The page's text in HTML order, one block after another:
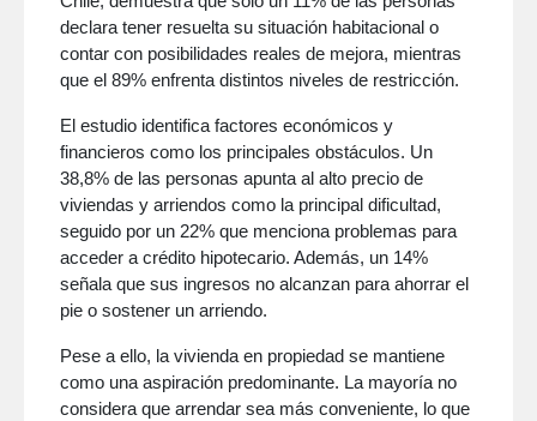
declara tener resuelta su situación habitacional o
contar con posibilidades reales de mejora, mientras
que el 89% enfrenta distintos niveles de restricción.
El estudio identifica factores económicos y
financieros como los principales obstáculos. Un
38,8% de las personas apunta al alto precio de
viviendas y arriendos como la principal dificultad,
seguido por un 22% que menciona problemas para
acceder a crédito hipotecario. Además, un 14%
señala que sus ingresos no alcanzan para ahorrar el
pie o sostener un arriendo.
Pese a ello, la vivienda en propiedad se mantiene
como una aspiración predominante. La mayoría no
considera que arrendar sea más conveniente, lo que